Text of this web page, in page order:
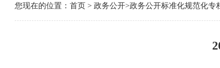
您现在的位置： 首页 > 政务公开>政务公开标准化规范化专